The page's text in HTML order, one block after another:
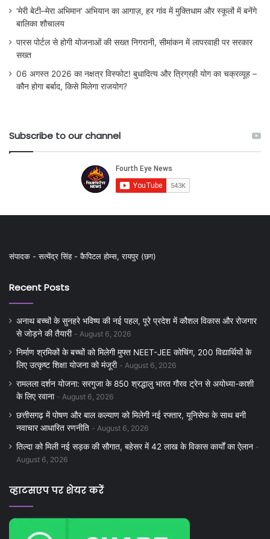
‘मेरी बेटी–मेरा अभिमान’ अभियान का आगाज़, हर गांव में मुक्तिधाम और स्कूलों में बनेंगे
बालिका शौचालय
पारस पोर्टल से होगी योजनाओं की सख्त निगरानी, सीमांकन में लापरवाही पर सरकार
सख्त
06 अगस्त 2026 का नक्षत्र विस्फोट! बुधादित्य और त्रिग्रही योग का चक्रव्यूह –
कौन होगा बर्बाद, किसे मिलेगा राजयोग?
Subscribe to our channel
संपादक - सत्येंद्र सिंह - कैपिटल होम्स, रायपुर (छग)
Recent Posts
अनाथ बच्चों के सुनहरे भविष्य की नई पहल, पूरे प्रदेश में कौशल विकास और रोजगार
से जोड़ने की तैयारी
August 6, 2026
निर्माण श्रमिकों के बच्चों को मिलेगी मुफ्त NEET-JEE कोचिंग, 200 विद्यार्थियों के
लिए उत्कृष्ट शिक्षा योजना को मंजूरी
August 6, 2026
रामलला दर्शन योजना: सरगुजा के 850 श्रद्धालु भारत गौरव ट्रेन से अयोध्या-काशी
के लिए रवाना
August 6, 2026
छत्तीसगढ़ में पोषण और बाल कल्याण को मिलेगी नई रफ्तार, यूनिसेफ के साथ बनी
नवाचार आधारित रणनीति
August 6, 2026
तिल्दा को मिली नई सड़क की सौगात, बहेसर में 42 लाख के विकास कार्यों का ऐलान
August 6, 2026
व्हाटसएप पर शेयर करें